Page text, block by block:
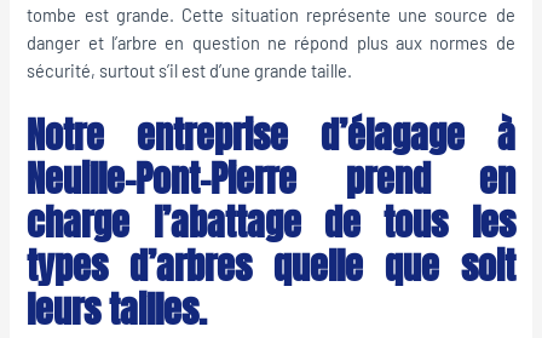
tombe est grande. Cette situation représente une source de
danger et l’arbre en question ne répond plus aux normes de
sécurité, surtout s’il est d’une grande taille.
Notre entreprise d’élagage à
Neuille-Pont-Pierre prend en
charge l’abattage de tous les
types d’arbres quelle que soit
leurs tailles.